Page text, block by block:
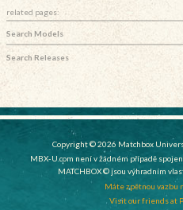
related pages:
Search Models
Search Releases
Copyright © 2026 Matchbox
MBX-U.com není v žádném případě
MATCHBOX © jsou výhradním
Máte zpětnou vazbu
Visit our friends at